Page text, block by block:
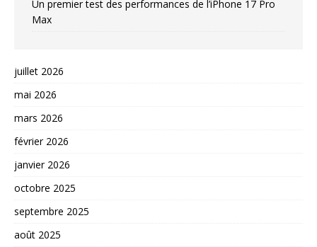
Un premier test des performances de l’iPhone 17 Pro
Max
juillet 2026
mai 2026
mars 2026
février 2026
janvier 2026
octobre 2025
septembre 2025
août 2025